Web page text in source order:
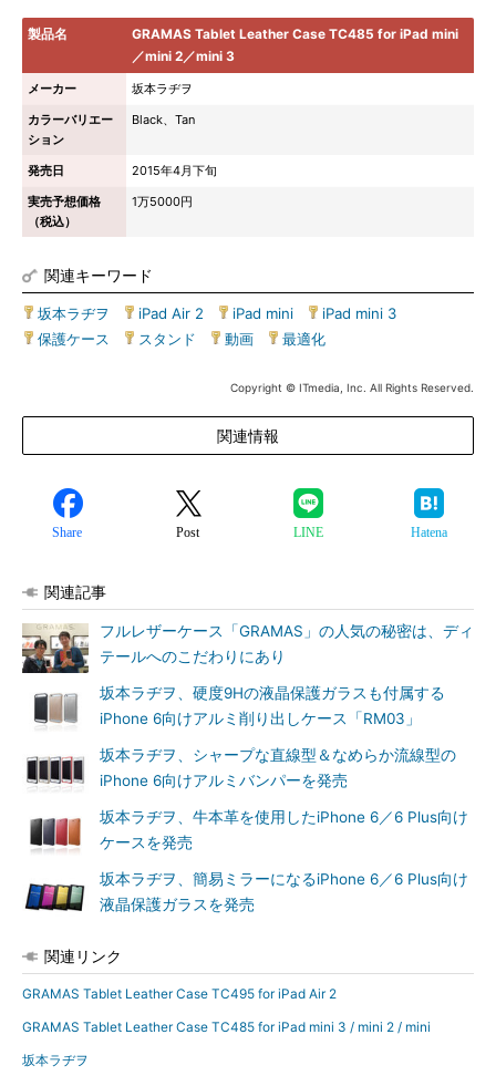
製品名
GRAMAS Tablet Leather Case TC485 for iPad mini
／mini 2／mini 3
メーカー
坂本ラヂヲ
カラーバリエー
ション
Black、Tan
発売日
2015年4月下旬
実売予想価格
（税込）
1万5000円
関連キーワード
坂本ラヂヲ iPad Air 2 iPad mini iPad mini 3
保護ケース
スタンド 動画 最適化
Copyright © ITmedia, Inc. All Rights Reserved.
関連情報
Share Post LINE Hatena
関連記事
フルレザーケース「GRAMAS」の人気の秘密は、ディ
テールへのこだわりにあり
坂本ラヂヲ、硬度9Hの液晶保護ガラスも付属する
iPhone 6向けアルミ削り出しケース「RM03」
坂本ラヂヲ、シャープな直線型＆なめらか流線型の
iPhone 6向けアルミバンパーを発売
坂本ラヂヲ、牛本革を使用したiPhone 6／6 Plus向け
ケースを発売
坂本ラヂヲ、簡易ミラーになるiPhone 6／6 Plus向け
液晶保護ガラスを発売
関連リンク
GRAMAS Tablet Leather Case TC495 for iPad Air 2
GRAMAS Tablet Leather Case TC485 for iPad mini 3 / mini 2 / mini
坂本ラヂヲ